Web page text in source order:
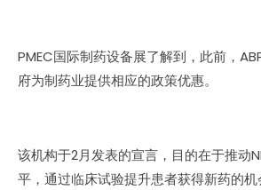
PMEC国际制药设备展了解到，此前，
府为制药业提供相应的政策优惠。
该机构于2月发表的宣言，目的在于推动
平，通过临床试验提升患者获得新药的